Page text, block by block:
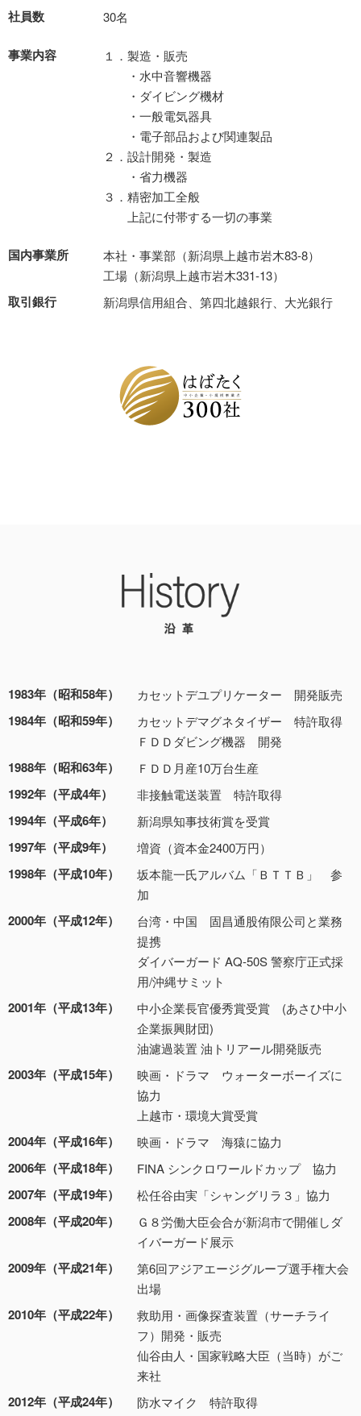
社員数 30名
事業内容
１．製造・販売
・水中音響機器
・ダイビング機材
・一般電気器具
・電子部品および関連製品
２．設計開発・製造
・省力機器
３．精密加工全般
上記に付帯する一切の事業
国内事業所
本社・事業部（新潟県上越市岩木83-8）
工場（新潟県上越市岩木331-13）
取引銀行 新潟県信用組合、第四北越銀行、大光銀行
1983年（昭和58年） カセットデユプリケーター 開発販売
1984年（昭和59年）
カセットデマグネタイザー 特許取得
ＦＤＤダビング機器 開発
1988年（昭和63年） ＦＤＤ月産10万台生産
1992年（平成4年） 非接触電送装置 特許取得
1994年（平成6年） 新潟県知事技術賞を受賞
1997年（平成9年） 増資（資本金2400万円）
1998年（平成10年）
坂本龍一氏アルバム「ＢＴＴＢ」 参
加
2000年（平成12年）
台湾・中国 固昌通股侑限公司と業務
提携
ダイバーガード AQ-50S 警察庁正式採
用/沖縄サミット
2001年（平成13年）
中小企業長官優秀賞受賞 (あさひ中小
企業振興財団)
油濾過装置 油トリアール開発販売
2003年（平成15年）
映画・ドラマ ウォーターボーイズに
協力
上越市・環境大賞受賞
2004年（平成16年） 映画・ドラマ 海猿に協力
2006年（平成18年） FINA シンクロワールドカップ 協力
2007年（平成19年） 松任谷由実「シャングリラ３」協力
2008年（平成20年）
Ｇ８労働大臣会合が新潟市で開催しダ
イバーガード展示
2009年（平成21年）
第6回アジアエージグループ選手権大会
出場
2010年（平成22年）
救助用・画像探査装置（サーチライ
フ）開発・販売
仙谷由人・国家戦略大臣（当時）がご
来社
2012年（平成24年）
防水マイク 特許取得